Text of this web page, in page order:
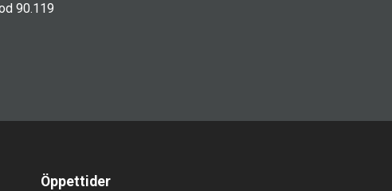
90.119
Öppettider